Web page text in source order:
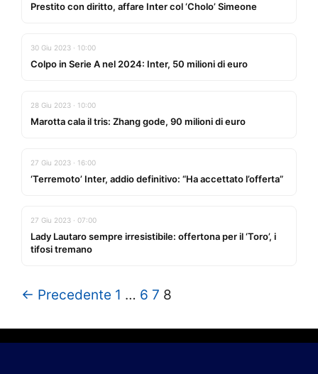
Prestito con diritto, affare Inter col ‘Cholo’ Simeone
30 Giu 2023 · 10:00
Colpo in Serie A nel 2024: Inter, 50 milioni di euro
28 Giu 2023 · 10:00
Marotta cala il tris: Zhang gode, 90 milioni di euro
27 Giu 2023 · 16:00
‘Terremoto’ Inter, addio definitivo: “Ha accettato l’offerta”
27 Giu 2023 · 07:00
Lady Lautaro sempre irresistibile: offertona per il ‘Toro’, i
tifosi tremano
← Precedente 1 … 6 7 8